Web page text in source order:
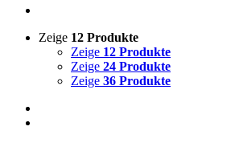
Zeige 12 Produkte
Zeige 12 Produkte
Zeige 24 Produkte
Zeige 36 Produkte